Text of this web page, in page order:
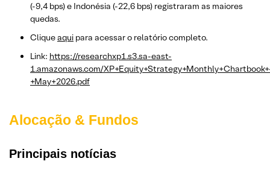
(-9,4 bps) e Indonésia (-22,6 bps) registraram as maiores
quedas.
Cliqueaqui para acessar o relatório completo.
Link: https://researchxp1.s3.sa-east-
1.amazonaws.com/
+May+2026.pdf
Alocação & Fundos
Principais notícias